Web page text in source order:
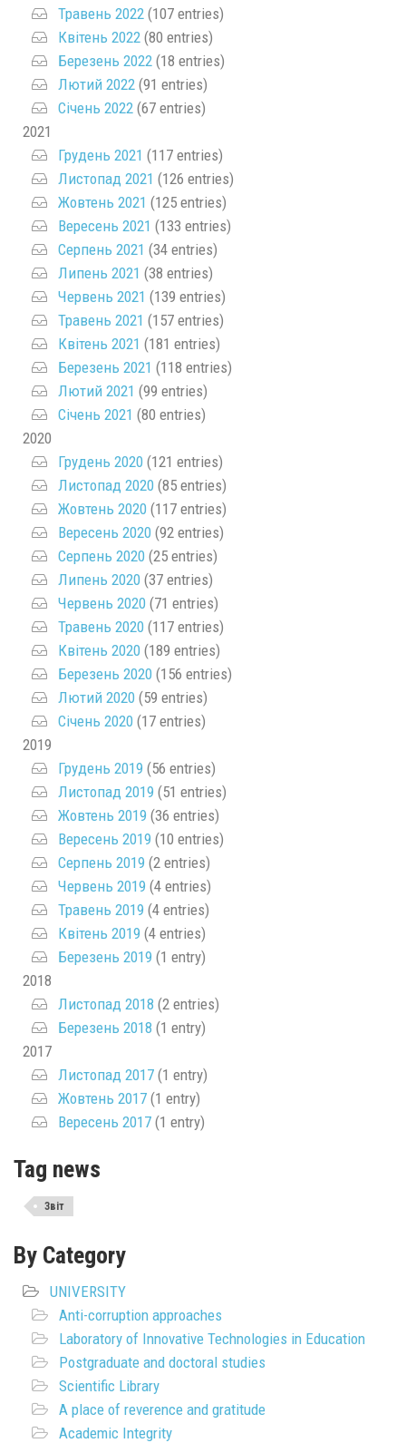
Травень 2022 (107 entries)
Квітень 2022 (80 entries)
Березень 2022 (18 entries)
Лютий 2022 (91 entries)
Січень 2022 (67 entries)
2021
Грудень 2021 (117 entries)
Листопад 2021 (126 entries)
Жовтень 2021 (125 entries)
Вересень 2021 (133 entries)
Серпень 2021 (34 entries)
Липень 2021 (38 entries)
Червень 2021 (139 entries)
Травень 2021 (157 entries)
Квітень 2021 (181 entries)
Березень 2021 (118 entries)
Лютий 2021 (99 entries)
Січень 2021 (80 entries)
2020
Грудень 2020 (121 entries)
Листопад 2020 (85 entries)
Жовтень 2020 (117 entries)
Вересень 2020 (92 entries)
Серпень 2020 (25 entries)
Липень 2020 (37 entries)
Червень 2020 (71 entries)
Травень 2020 (117 entries)
Квітень 2020 (189 entries)
Березень 2020 (156 entries)
Лютий 2020 (59 entries)
Січень 2020 (17 entries)
2019
Грудень 2019 (56 entries)
Листопад 2019 (51 entries)
Жовтень 2019 (36 entries)
Вересень 2019 (10 entries)
Серпень 2019 (2 entries)
Червень 2019 (4 entries)
Травень 2019 (4 entries)
Квітень 2019 (4 entries)
Березень 2019 (1 entry)
2018
Листопад 2018 (2 entries)
Березень 2018 (1 entry)
2017
Листопад 2017 (1 entry)
Жовтень 2017 (1 entry)
Вересень 2017 (1 entry)
Tag news
Звіт
By Category
UNIVERSITY
Anti-corruption approaches
Laboratory of Innovative Technologies in Education
Postgraduate and doctoral studies
Scientific Library
A place of reverence and gratitude
Academic Integrity